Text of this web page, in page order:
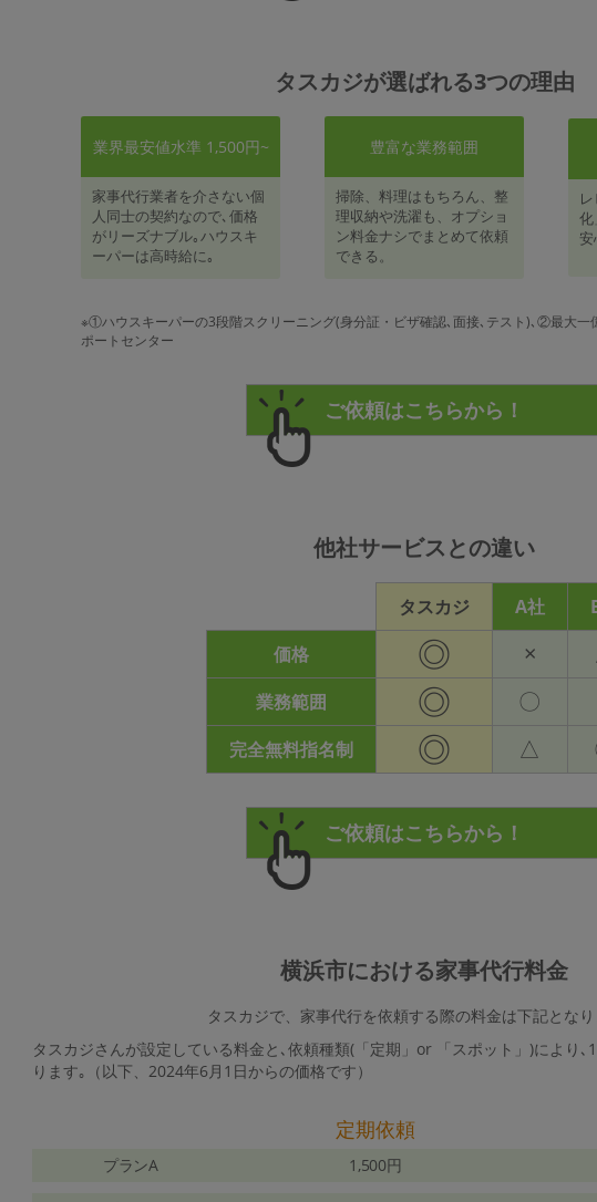
タスカジが選ばれる3つの理由
業界最安値水準 1,500円~
家事代行業者を介さない個
人同士の契約なので､価格
がリーズナブル｡ハウスキ
ーパーは高時給に｡
豊富な業務範囲
掃除、料理はもちろん、整
理収納や洗濯も、オプショ
ン料金ナシでまとめて依頼
できる。
化
安
※①ハウスキーパーの3段階スクリーニング(身分証・ビザ確認､面接､テスト)､②最大
ポートセンター
他社サービスとの違い
タスカジ A社
価格
◎ ×
業務範囲 ◎ 〇
完全無料指名制 ◎ △
横浜市における家事代行料金
タスカジで、家事代行を依頼する際の料金は下記となり
タスカジさんが設定している料金と､依頼種類(「定期」or 「スポット」)により
ります｡（以下、2024年6月1日からの価格です）
定期依頼
プランA 1,500円